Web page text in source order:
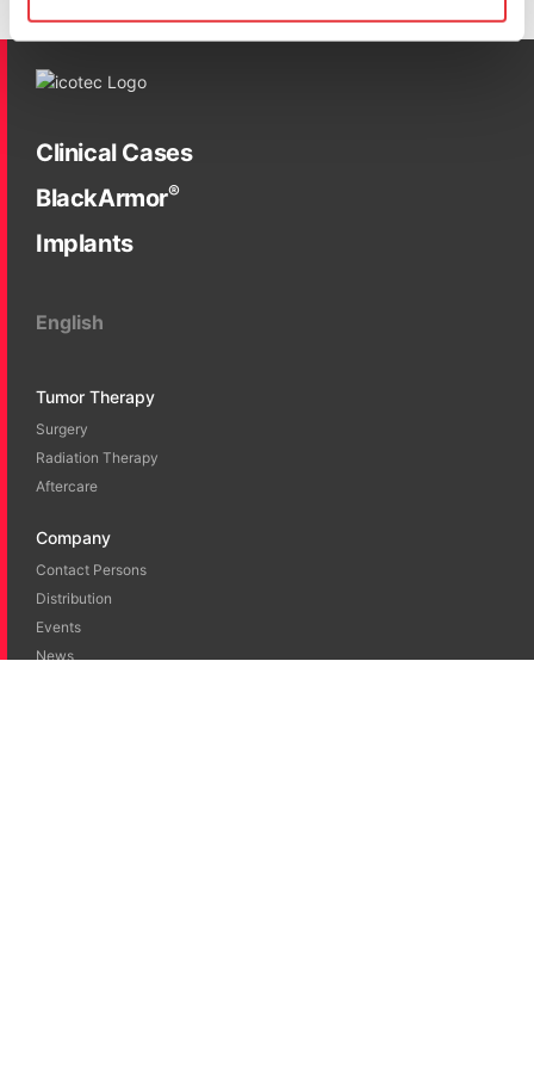
Clinical Cases
BlackArmor®
Implants
English
Tumor Therapy
Surgery
Radiation Therapy
Aftercare
Company
Contact Persons
Distribution
Events
News